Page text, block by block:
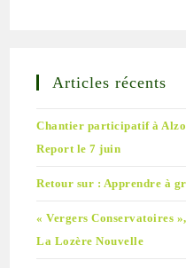
Articles récents
Chantier participatif à
Report le 7 juin
Retour sur : Apprendre à
« Vergers Conservatoires
La Lozère Nouvelle